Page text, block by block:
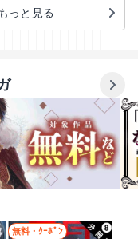
っと見る
無料・ｸｰﾎﾟﾝ